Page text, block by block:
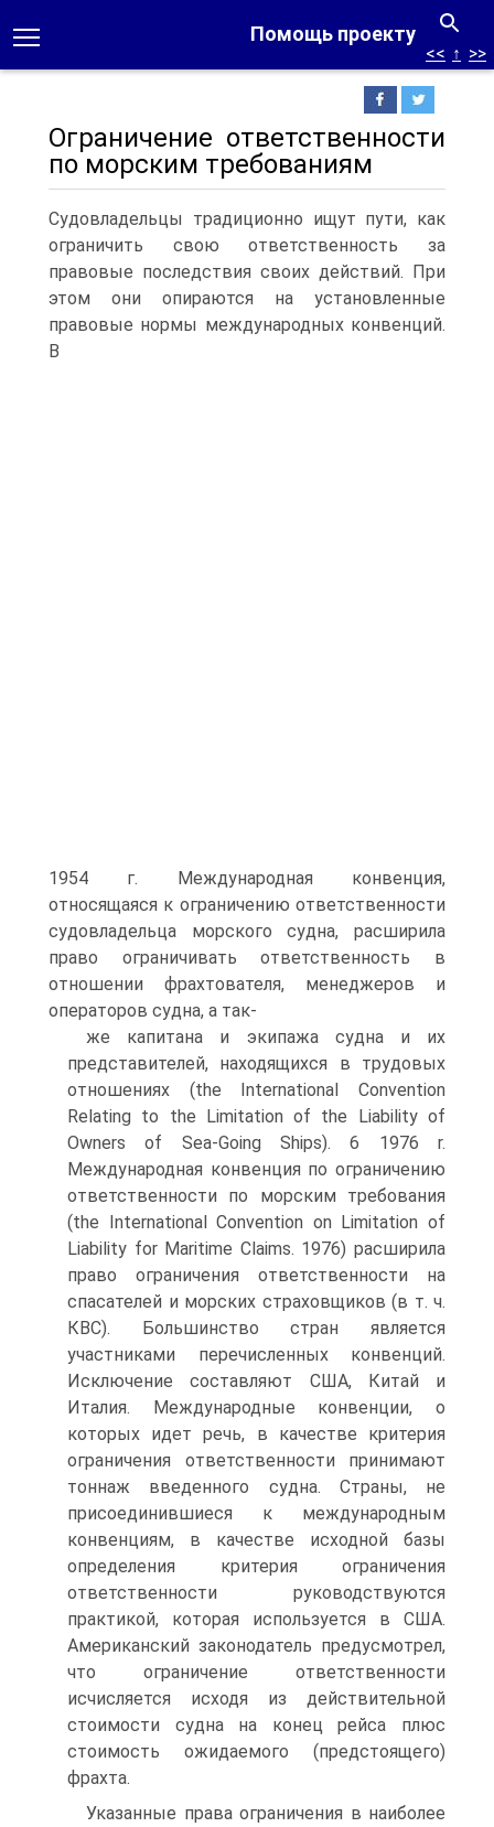
Помощь проекту
<< ↑ >>
Ограничение ответственности
по морским требованиям
Судовладельцы традиционно ищут пути, как
ограничить свою ответственность за
правовые последствия своих действий. При
этом они опираются на установленные
правовые нормы международных конвенций.
В
1954 г. Международная конвенция,
относящаяся к ограничению ответственности
судовладельца морского судна, расширила
право ограничивать ответственность в
отношении фрахтователя, менеджеров и
операторов судна, а так-
же капитана и экипажа судна и их
представителей, находящихся в трудовых
отношениях (the International Convention
Relating to the Limitation of the Liability of
Owners of Sea-Going Ships). 6 1976 r.
Международная конвенция по ограничению
ответственности по морским требования
(the International Convention on Limitation of
Liability for Maritime Claims. 1976) расширила
право ограничения ответственности на
спасателей и морских страховщиков (в т. ч.
КВС). Большинство стран является
участниками перечисленных конвенций.
Исключение составляют США, Китай и
Италия. Международные конвенции, о
которых идет речь, в качестве критерия
ограничения ответственности принимают
тоннаж введенного судна. Страны, не
присоединившиеся к международным
конвенциям, в качестве исходной базы
определения критерия ограничения
ответственности руководствуются
практикой, которая используется в США.
Американский законодатель предусмотрел,
что ограничение ответственности
исчисляется исходя из действительной
стоимости судна на конец рейса плюс
стоимость ожидаемого (предстоящего)
фрахта.
Указанные права ограничения в наиболее